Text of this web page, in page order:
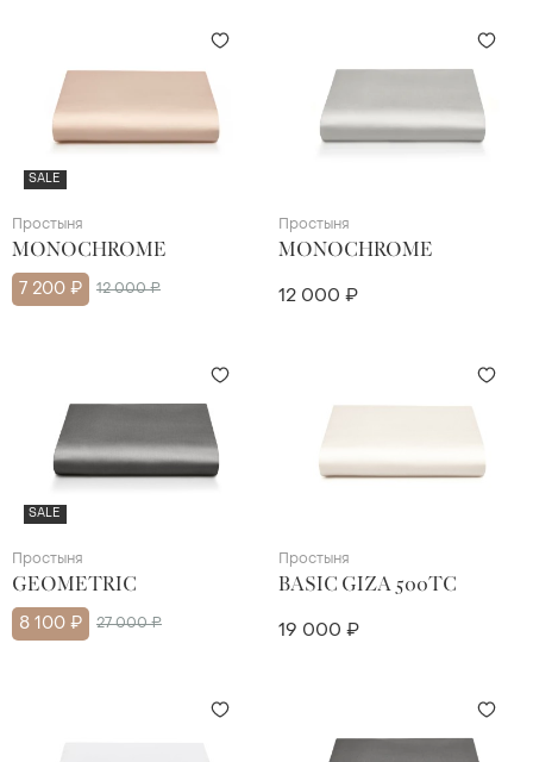
SALE
Простыня
MONOCHROME
7 200 ₽ 12 000 ₽
Простыня
MONOCHROME
12 000 ₽
SALE
Простыня
GEOMETRIC
8 100 ₽ 27 000 ₽
Простыня
BASIC GIZA 500TC
19 000 ₽